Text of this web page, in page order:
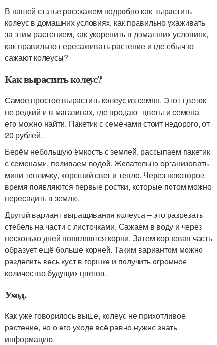
В нашей статье расскажем подробно как вырастить
колеус в домашних условиях, как правильно ухаживать
за этим растением, как укоренить в домашних условиях,
как правильно пересаживать растение и где обычно
сажают колеусы?
Как вырастить колеус?
Самое простое вырастить колеус из семян. Этот цветок
не редкий и в магазинах, где продают цветы и семена
его можно найти. Пакетик с семенами стоит недорого, от
20 рублей.
Берём небольшую ёмкость с землей, рассыпаем пакетик
с семенами, поливаем водой. Желательно организовать
мини тепличку, хороший свет и тепло. Через некоторое
время появляются первые ростки, которые потом можно
пересадить в землю.
Другой вариант выращивания колеуса – это разрезать
стебель на части с листочками. Сажаем в воду и через
несколько дней появляются корни. Затем корневая часть
образует ещё больше корней. Таким вариантом можно
разделить весь куст в горшке и получить огромное
количество будущих цветов.
Уход.
Как уже говорилось выше, колеус не прихотливое
растение, но о его уходе всё равно нужно знать
информацию.